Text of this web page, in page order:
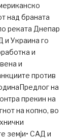
над браната
реката Днепар
и Украина го
и
и
против
на
прекин на
на копно, во
земји• САД и